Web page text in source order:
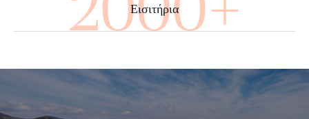
3520+
Εισιτήρια